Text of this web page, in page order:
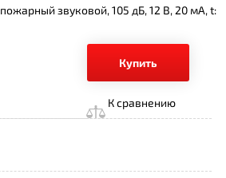
звуковой, 105 дБ, 12 В, 20 мА, t:
Купить
К сравнению